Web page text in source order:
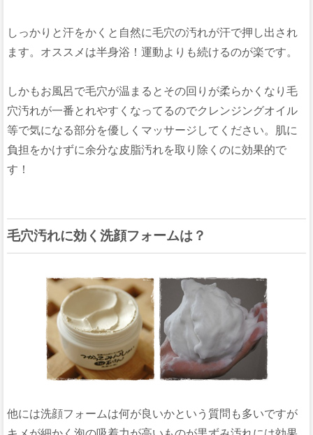
しっかりと汗をかくと自然に毛穴の汚れが汗で押し出され
ます。オススメは半身浴！運動よりも続けるのが楽です。
しかもお風呂で毛穴が温まるとその回りが柔らかくなり毛
穴汚れが一番とれやすくなってるのでクレンジングオイル
等で気になる部分を優しくマッサージしてください。肌に
負担をかけずに余分な皮脂汚れを取り除くのに効果的で
す！
毛穴汚れに効く洗顔フォームは？
他には洗顔フォームは何が良いかという質問も多いですが